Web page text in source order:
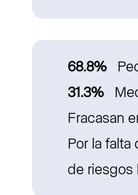
68.8%
31.3%
Fracasan
Por la
de riesgos